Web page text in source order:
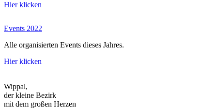
Hier klicken
Events 2022
Alle organisierten Events dieses Jahres.
Hier klicken
Wippal,
der kleine Bezirk
mit dem großen Herzen